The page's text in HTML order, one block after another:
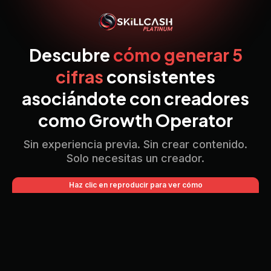
Descubre cómo generar 5
cifras consistentes
asociándote con creadores
como Growth Operator
Sin experiencia previa. Sin crear contenido.
Solo necesitas un creador.
Haz clic en reproducir para ver cómo